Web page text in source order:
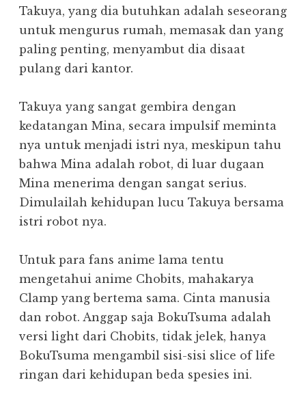
Takuya, yang dia butuhkan adalah seseorang
untuk mengurus rumah, memasak dan yang
paling penting, menyambut dia disaat
pulang dari kantor.
Takuya yang sangat gembira dengan
kedatangan Mina, secara impulsif meminta
nya untuk menjadi istri nya, meskipun tahu
bahwa Mina adalah robot, di luar dugaan
Mina menerima dengan sangat serius.
Dimulailah kehidupan lucu Takuya bersama
istri robot nya.
Untuk para fans anime lama tentu
mengetahui anime Chobits, mahakarya
Clamp yang bertema sama. Cinta manusia
dan robot. Anggap saja BokuTsuma adalah
versi light dari Chobits, tidak jelek, hanya
BokuTsuma mengambil sisi-sisi slice of life
ringan dari kehidupan beda spesies ini.